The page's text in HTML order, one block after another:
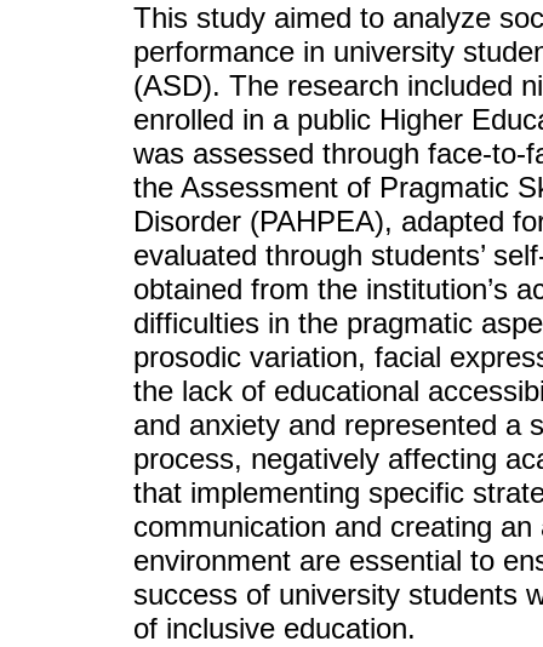
This study aimed to analyze
performance in university
(ASD). The research included
enrolled in a public Higher
was assessed through face-to-
the Assessment of Pragmatic
Disorder (PAHPEA), adapted
evaluated through students’
obtained from the institution’s
difficulties in the pragmatic
prosodic variation, facial
the lack of educational
and anxiety and represented a
process, negatively affecting
that implementing specific
communication and creating
environment are essential to
success of university students
of inclusive education.